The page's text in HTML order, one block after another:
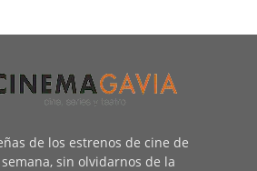
de los estrenos de cine de
sin olvidarnos de la